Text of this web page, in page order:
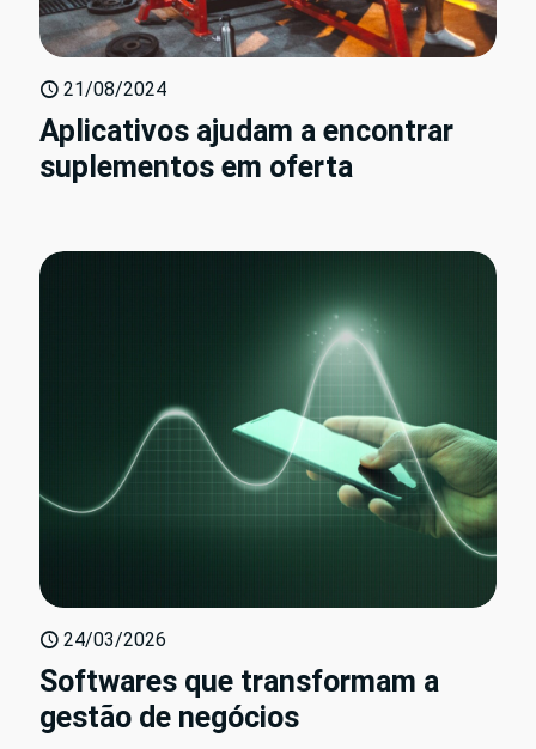
21/08/2024
Aplicativos ajudam a encontrar
suplementos em oferta
24/03/2026
Softwares que transformam a
gestão de negócios